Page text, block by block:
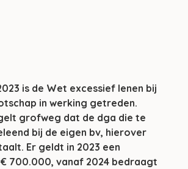
is de Wet excessief lenen bij
in werking getreden.
grofweg dat de dga die te
bij de eigen bv, hierover
Er geldt in 2023 een
700.000, vanaf 2024 bedraagt